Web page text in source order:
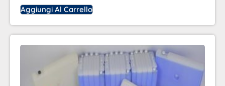
Aggiungi Al Carrello